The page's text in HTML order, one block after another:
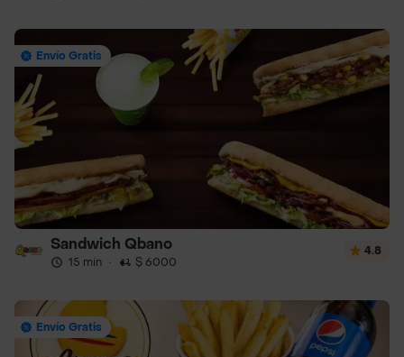
Envío Gratis
Sandwich Qbano
15 min · $ 6000
4.8
Envío Gratis